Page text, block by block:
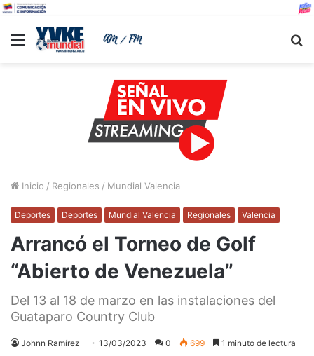
Menu
Inicio / Regionales / Mundial Valencia
Deportes Deportes Mundial Valencia Regionales Valencia
Arrancó el Torneo de Golf
“Abierto de Venezuela”
Del 13 al 18 de marzo en las instalaciones del
Guataparo Country Club
Johnn Ramírez 13/03/2023 0 699 1 minuto de lectura